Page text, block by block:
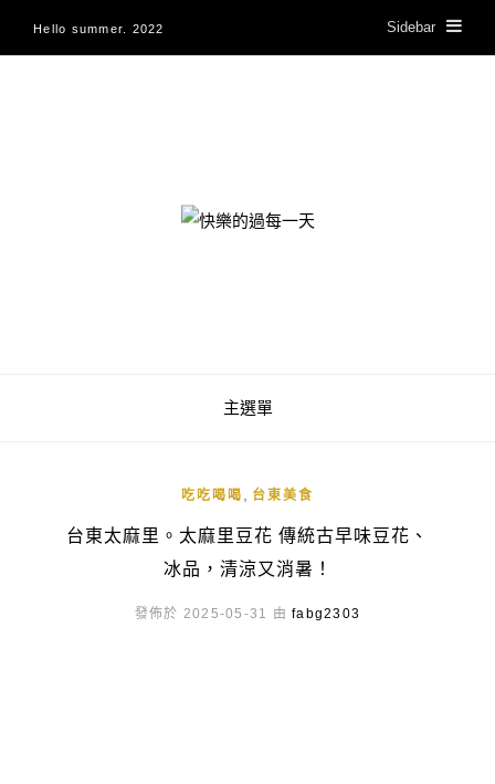
Hello summer. 2022 Sidebar
快樂的過每一天
主選單
吃吃喝喝 台東美食
台東太麻里。太麻里豆花 傳統古早味豆花、
冰品，清涼又消暑！
發佈於 2025-05-31 由fabg2303